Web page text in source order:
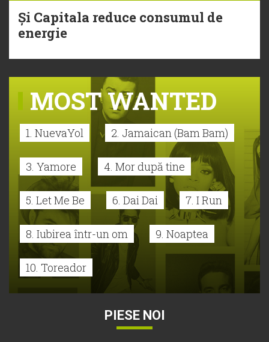
Și Capitala reduce consumul de
energie
MOST WANTED
1. NuevaYol 2. Jamaican (Bam Bam)
3. Yamore 4. Mor după tine
5. Let Me Be 6. Dai Dai 7. I Run
8. Iubirea într-un om 9. Noaptea
10. Toreador
PIESE NOI